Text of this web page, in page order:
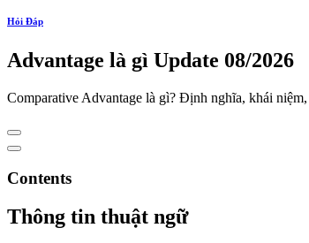
Hỏi Đáp
Advantage là gì Update 08/2026
Comparative Advantage là gì? Định nghĩa, khái
Contents
Thông tin thuật ngữ